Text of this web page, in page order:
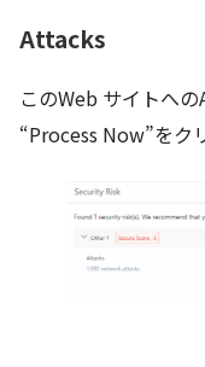
Attacks
このWeb サイトへ
“Process Now”をク